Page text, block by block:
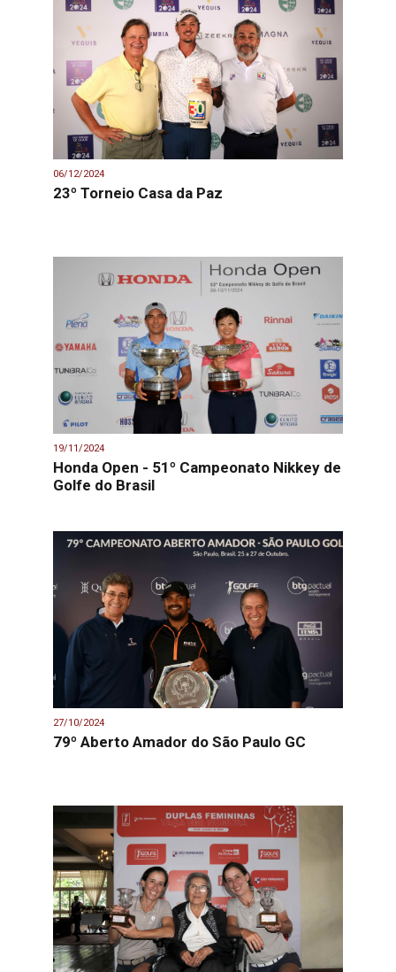
06/12/2024
23º Torneio Casa da Paz
19/11/2024
Honda Open - 51º Campeonato Nikkey de
Golfe do Brasil
27/10/2024
79º Aberto Amador do São Paulo GC